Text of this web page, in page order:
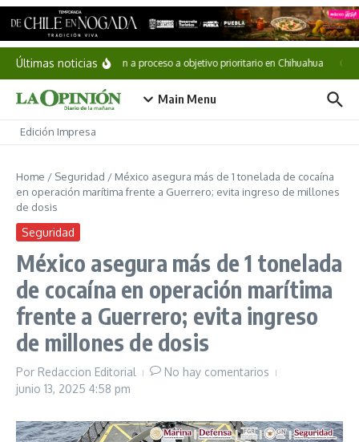
Saltar al contenido
Últimas noticiasVinculan a proceso a objetivo prioritario en Chihuahua
Main Menu
Edición Impresa
Home / Seguridad / México asegura más de 1 tonelada de cocaína
en operación marítima frente a Guerrero; evita ingreso de millones
de dosis
Seguridad
México asegura más de 1 tonelada
de cocaína en operación marítima
frente a Guerrero; evita ingreso
de millones de dosis
Por Redaccion Editorial
No hay comentarios
junio 13, 2025 4:58 pm